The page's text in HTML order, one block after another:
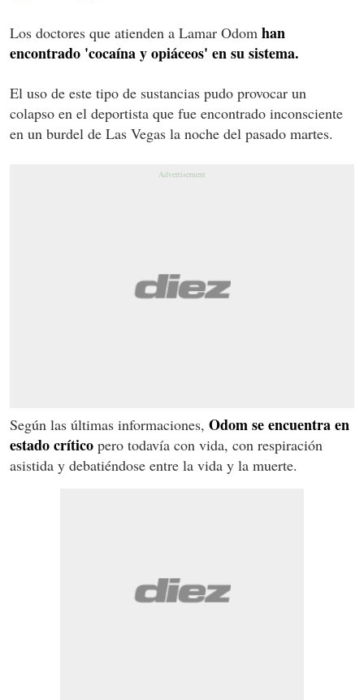
Los doctores que atienden a Lamar Odom han
encontrado 'cocaína y opiáceos' en su sistema.
El uso de este tipo de sustancias pudo provocar un
colapso en el deportista que fue encontrado inconsciente
en un burdel de Las Vegas la noche del pasado martes.
Según las últimas informaciones, Odom se encuentra en
estado crítico pero todavía con vida, con respiración
asistida y debatiéndose entre la vida y la muerte.